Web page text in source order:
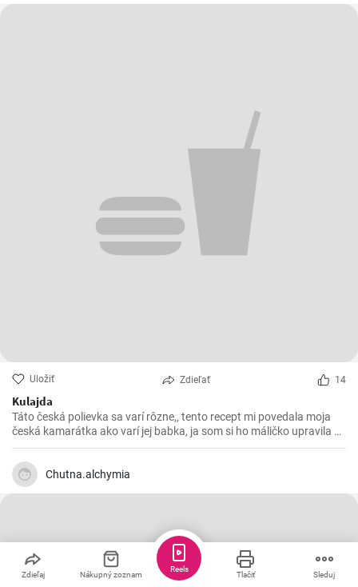
Uložiť Zdieľať 14
Kulajda
Táto česká polievka sa varí rôzne,, tento recept mi povedala moja
česká kamarátka ako varí jej babka, ja som si ho máličko upravila a
chutila nám s manželom. Skúste 😉
Chutna.alchymia
Zdieľaj Nákupný zoznam Tlačiť Sleduj
Reels